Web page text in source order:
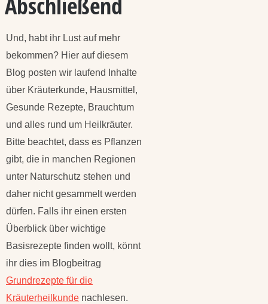
Und, habt ihr Lust auf mehr
bekommen? Hier auf diesem
Blog posten wir laufend Inhalte
über Kräuterkunde, Hausmittel,
Gesunde Rezepte, Brauchtum
und alles rund um Heilkräuter.
Bitte beachtet, dass es Pflanzen
gibt, die in manchen Regionen
unter Naturschutz stehen und
daher nicht gesammelt werden
dürfen. Falls ihr einen ersten
Überblick über wichtige
Basisrezepte finden wollt, könnt
ihr dies im Blogbeitrag
Grundrezepte für die
Kräuterheilkunde nachlesen.